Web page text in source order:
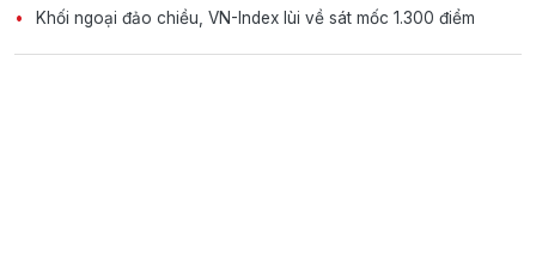
Khối ngoại đảo chiều, VN-Index lùi về sát mốc 1.300 điểm